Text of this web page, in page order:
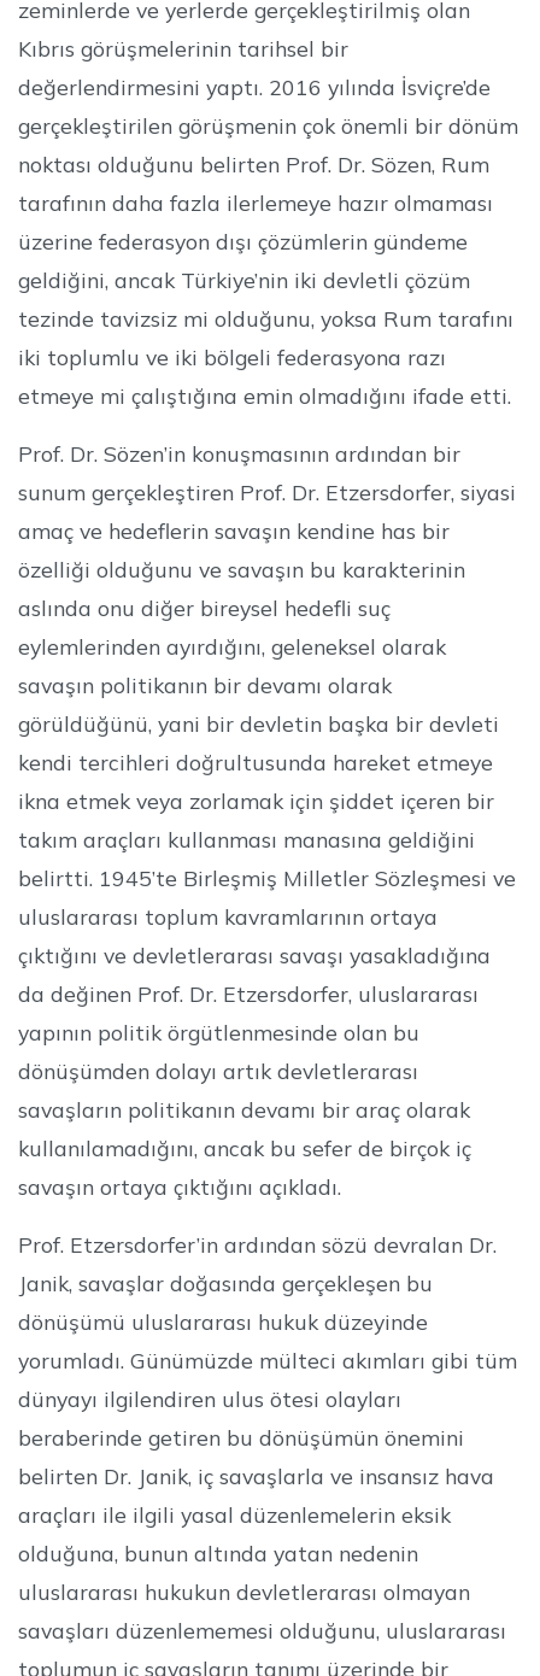
zeminlerde ve yerlerde gerçekleştirilmiş olan
Kıbrıs görüşmelerinin tarihsel bir
değerlendirmesini yaptı. 2016 yılında İsviçre’de
gerçekleştirilen görüşmenin çok önemli bir dönüm
noktası olduğunu belirten Prof. Dr. Sözen, Rum
tarafının daha fazla ilerlemeye hazır olmaması
üzerine federasyon dışı çözümlerin gündeme
geldiğini, ancak Türkiye’nin iki devletli çözüm
tezinde tavizsiz mi olduğunu, yoksa Rum tarafını
iki toplumlu ve iki bölgeli federasyona razı
etmeye mi çalıştığına emin olmadığını ifade etti.
Prof. Dr. Sözen’in konuşmasının ardından bir
sunum gerçekleştiren Prof. Dr. Etzersdorfer, siyasi
amaç ve hedeflerin savaşın kendine has bir
özelliği olduğunu ve savaşın bu karakterinin
aslında onu diğer bireysel hedefli suç
eylemlerinden ayırdığını, geleneksel olarak
savaşın politikanın bir devamı olarak
görüldüğünü, yani bir devletin başka bir devleti
kendi tercihleri doğrultusunda hareket etmeye
ikna etmek veya zorlamak için şiddet içeren bir
takım araçları kullanması manasına geldiğini
belirtti. 1945’te Birleşmiş Milletler Sözleşmesi ve
uluslararası toplum kavramlarının ortaya
çıktığını ve devletlerarası savaşı yasakladığına
da değinen Prof. Dr. Etzersdorfer, uluslararası
yapının politik örgütlenmesinde olan bu
dönüşümden dolayı artık devletlerarası
savaşların politikanın devamı bir araç olarak
kullanılamadığını, ancak bu sefer de birçok iç
savaşın ortaya çıktığını açıkladı.
Prof. Etzersdorfer’in ardından sözü devralan Dr.
Janik, savaşlar doğasında gerçekleşen bu
dönüşümü uluslararası hukuk düzeyinde
yorumladı. Günümüzde mülteci akımları gibi tüm
dünyayı ilgilendiren ulus ötesi olayları
beraberinde getiren bu dönüşümün önemini
belirten Dr. Janik, iç savaşlarla ve insansız hava
araçları ile ilgili yasal düzenlemelerin eksik
olduğuna, bunun altında yatan nedenin
uluslararası hukukun devletlerarası olmayan
savaşları düzenlememesi olduğunu, uluslararası
toplumun iç savaşların tanımı üzerinde bir